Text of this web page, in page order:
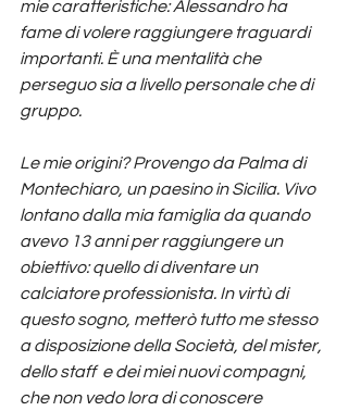
mie caratteristiche: Alessandro ha
fame di volere raggiungere traguardi
importanti. È una mentalità che
perseguo sia a livello personale che di
gruppo.
Le mie origini? Provengo da Palma di
Montechiaro, un paesino in Sicilia. Vivo
lontano dalla mia famiglia da quando
avevo 13 anni per raggiungere un
obiettivo: quello di diventare un
calciatore professionista. In virtù di
questo sogno, metterò tutto me stesso
a disposizione della Società, del mister,
dello staff  e dei miei nuovi compagni,
che non vedo lora di conoscere